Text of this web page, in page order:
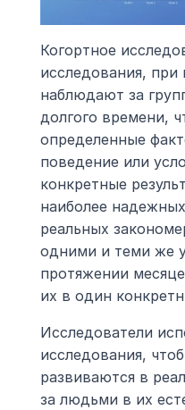
Когортное
исследования, при
наблюдают за
долгого времени,
определенные
поведение или
конкретные
наиболее
реальных
одними и теми же
протяжении
их в один
Исследователи
исследования,
развиваются в
за людьми в их